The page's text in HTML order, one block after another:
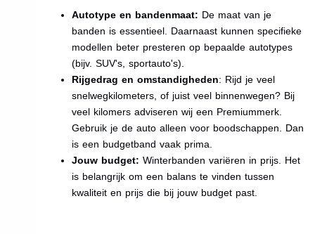
Autotype en bandenmaat: De maat van je
banden is essentieel. Daarnaast kunnen specifieke
modellen beter presteren op bepaalde autotypes
(bijv. SUV's, sportauto's).
Rijgedrag en omstandigheden: Rijd je veel
snelwegkilometers, of juist veel binnenwegen? Bij
veel kilomers adviseren wij een Premiummerk.
Gebruik je de auto alleen voor boodschappen. Dan
is een budgetband vaak prima.
Jouw budget: Winterbanden variëren in prijs. Het
is belangrijk om een balans te vinden tussen
kwaliteit en prijs die bij jouw budget past.